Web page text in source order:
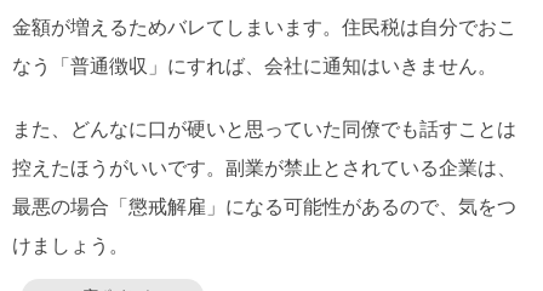
金額が増えるためバレてしまいます。住民税は自分でおこ
なう「普通徴収」にすれば、会社に通知はいきません。
また、どんなに口が硬いと思っていた同僚でも話すことは
控えたほうがいいです。副業が禁止とされている企業は、
最悪の場合「懲戒解雇」になる可能性があるので、気をつ
けましょう。